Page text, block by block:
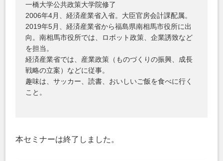
一橋大学公共政策大学院修了
2006年4月、経済産業省入省。大臣官房会計課配属。
2019年5月、経済産業省から福島県南相馬市役所に出
向。南相馬市役所では、ロボット政策、企業誘致など
を担当。
経済産業省では、産業政策（ものづくりの振興、成長
戦略の立案）などに従事。
趣味は、サッカー、読書、おいしいご飯を食べに行く
こと。
本セミナーは終了しました。